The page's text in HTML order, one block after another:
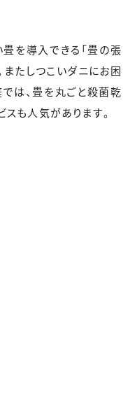
を導入できる「畳の張
またしつこいダニにお困
は、畳を丸ごと殺菌乾
も人気があります。